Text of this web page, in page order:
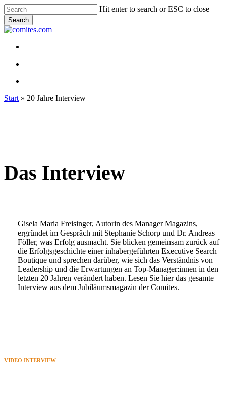
Skip
to
main
content
Hit enter to search or ESC to close
Search
Close
Menu
Start » 20 Jahre Interview
Das Interview
Gisela Maria Freisinger, Autorin des Manager Magazins,
ergründet im Gespräch mit Stephanie Schorp und Dr. Andreas
Föller, was Erfolg ausmacht. Sie blicken gemeinsam zurück auf
die Erfolgsgeschichte einer inhabergeführten Executive Search
Boutique und sprechen darüber, wie sich das Verständnis von
Leadership und die Erwartungen an Top-Manager:innen in den
letzten 20 Jahren verändert haben. Lesen Sie hier das gesamte
Interview aus dem Jubiläumsmagazin der Comites.
VIDEO INTERVIEW